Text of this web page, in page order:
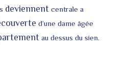
deviennent centrale a
d’une dame âgée
au dessus du sien.